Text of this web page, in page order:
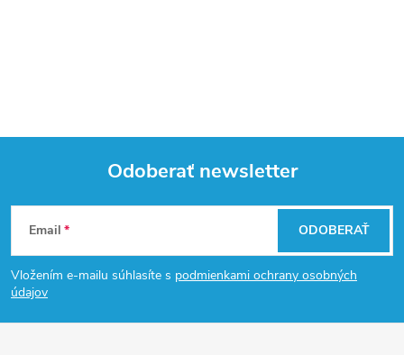
Z
á
p
Odoberať newsletter
Email
Vložením e-mailu súhlasíte s podmienkami ochrany osobných
údajov
ODOBERAŤ